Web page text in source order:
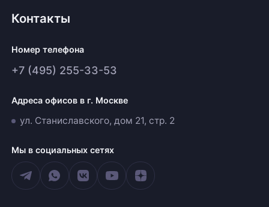
Контакты
Номер телефона
+7 (495) 255-33-53
Адреса офисов в г. Москве
ул. Станиславского, дом 21, стр. 2
Мы в социальных сетях